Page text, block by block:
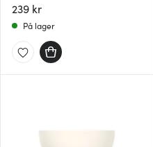
239 kr
På lager